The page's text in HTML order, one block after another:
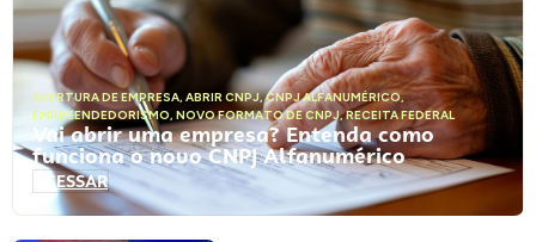
ABERTURA DE EMPRESA, ABRIR CNPJ,CNPJ ALFANUMÉRICO,
EMPREENDEDORISMO, NOVO FORMATO DE CNPJ,RECEITA FEDERAL
Vai abrir uma empresa? Entenda como
funciona o novo CNPJ Alfanumérico
ACESSAR